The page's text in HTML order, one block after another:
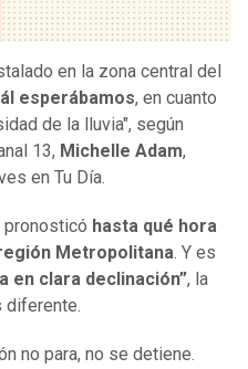
en la zona central del
esperábamos, en cuanto
de la lluvia", según
13, Michelle Adam,
en Tu Día.
pronosticó hasta qué hora
Metropolitana. Y es
en clara declinación”, la
diferente.
no para, no se detiene.